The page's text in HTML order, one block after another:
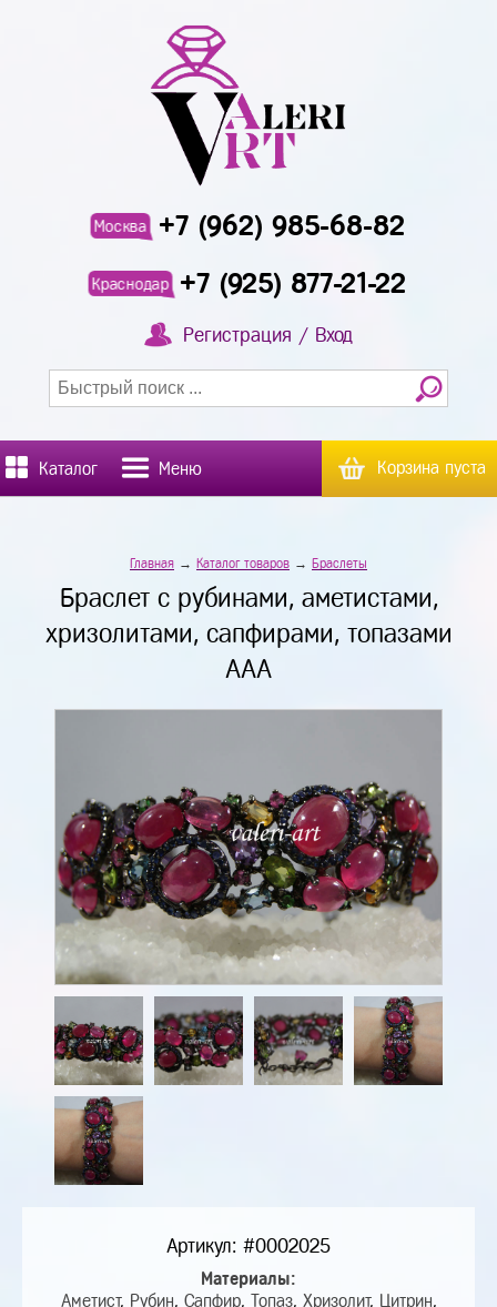
Москва +7 (962) 985-68-82
Краснодар +7 (925) 877-21-22
Регистрация / Вход
Каталог Меню Корзина пуста
Главная → Каталог товаров → Браслеты
Браслет с рубинами, аметистами,
хризолитами, сапфирами, топазами
ААА
Артикул: #0002025
Материалы:
Аметист, Рубин, Сапфир, Топаз, Хризолит, Цитрин,